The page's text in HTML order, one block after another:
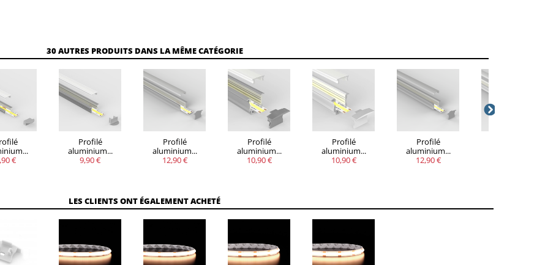
30 AUTRES PRODUITS DANS LA MÊME CATÉGORIE
€
Profilé
aluminium...
9,90 €
Profilé
aluminium...
12,90 €
Profilé
aluminium...
10,90 €
Profilé
aluminium...
10,90 €
Profilé
aluminium...
12,90 €
LES CLIENTS ONT ÉGALEMENT ACHETÉ